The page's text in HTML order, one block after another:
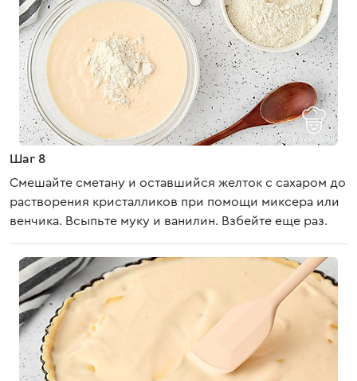
Шаг 8
Смешайте сметану и оставшийся желток с сахаром до
растворения кристалликов при помощи миксера или
венчика. Всыпьте муку и ванилин. Взбейте еще раз.